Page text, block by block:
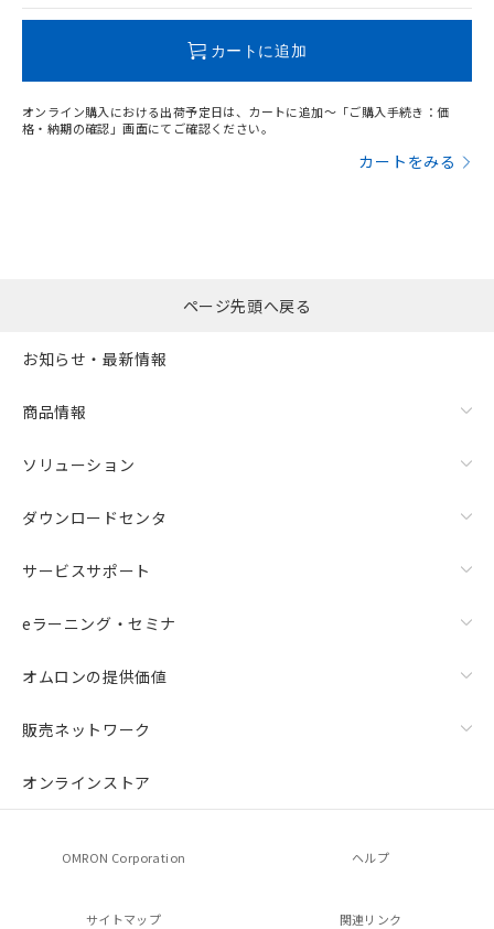
カートに追加
オンライン購入における出荷予定日は、カートに追加～「ご購入手続き：価
格・納期の確認」画面にてご確認ください。
カートをみる
ページ先頭へ戻る
お知らせ・最新情報
商品情報
ソリューション
ダウンロードセンタ
サービスサポート
eラーニング・セミナ
オムロンの提供価値
販売ネットワーク
オンラインストア
OMRON Corporation ヘルプ
サイトマップ 関連リンク